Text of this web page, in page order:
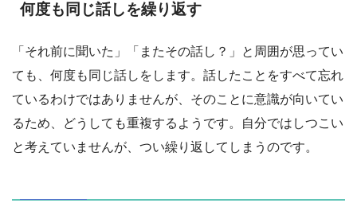
何度も同じ話しを繰り返す
「それ前に聞いた」「またその話し？」と周囲が思ってい
ても、何度も同じ話しをします。話したことをすべて忘れ
ているわけではありませんが、そのことに意識が向いてい
るため、どうしても重複するようです。自分ではしつこい
と考えていませんが、つい繰り返してしまうのです。